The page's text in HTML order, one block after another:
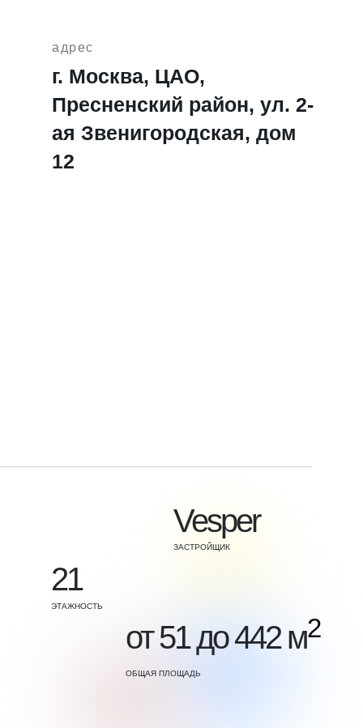
адрес
г. Москва, ЦАО,
Пресненский район, ул. 2-
ая Звенигородская, дом
12
Vesper
ЗАСТРОЙЩИК
21
ЭТАЖНОСТЬ
от 51 до 442 м2
ОБЩАЯ ПЛОЩАДЬ